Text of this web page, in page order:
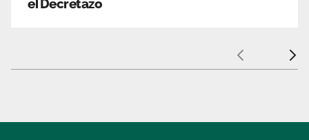
el Decretazo
Anterior